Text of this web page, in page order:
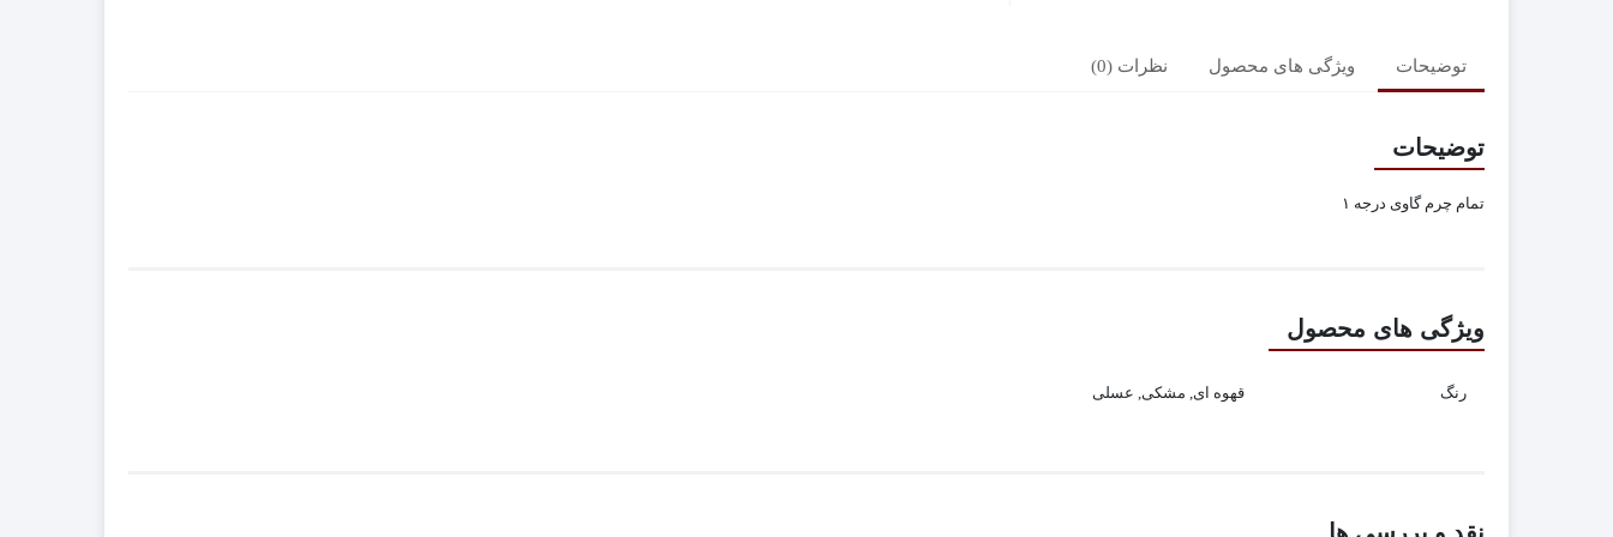
توضیحات ویژگی های محصول نظرات (0)
توضیحات
تمام چرم گاوی درجه ۱
ویژگی های محصول
رنگ قهوه ای, مشکی, عسلی